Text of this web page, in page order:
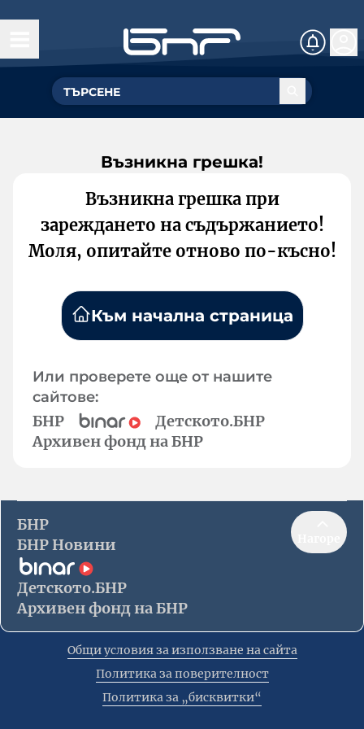
Възникна грешка!
Възникна грешка при
зареждането на съдържанието!
Моля, опитайте отново по-късно!
Към начална страница
Или проверете още от нашите
сайтове:
БНР
Детското.БНР
Архивен фонд на БНР
БНР
БНР Новини
Детското.БНР
Архивен фонд на БНР
Общи условия за използване на сайта
Политика за поверителност
Политика за „бисквитки“